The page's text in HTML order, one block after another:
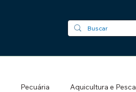
Pecuária Aquicultura e Pesca